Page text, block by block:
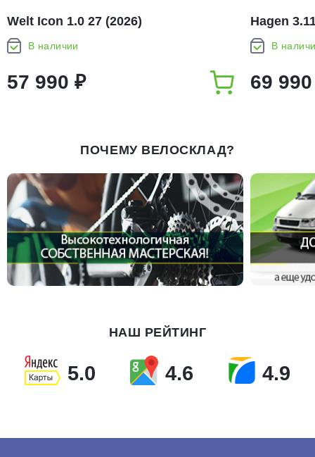
Welt Icon 1.0 27 (2026)
В наличии
57 990 ₽
Hagen
В
69
ПОЧЕМУ ВЕЛОСКЛАД?
НАШ РЕЙТИНГ
5.0 4.6 4.9